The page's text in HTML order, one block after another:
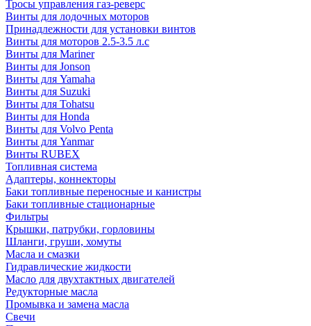
Тросы управления газ-реверс
Винты для лодочных моторов
Принадлежности для установки винтов
Винты для моторов 2.5-3.5 л.с
Винты для Mariner
Винты для Jonson
Винты для Yamaha
Винты для Suzuki
Винты для Tohatsu
Винты для Honda
Винты для Volvo Penta
Винты для Yanmar
Винты RUBEX
Топливная система
Адаптеры, коннекторы
Баки топливные переносные и канистры
Баки топливные стационарные
Фильтры
Крышки, патрубки, горловины
Шланги, груши, хомуты
Масла и смазки
Гидравлические жидкости
Масло для двухтактных двигателей
Редукторные масла
Промывка и замена масла
Свечи